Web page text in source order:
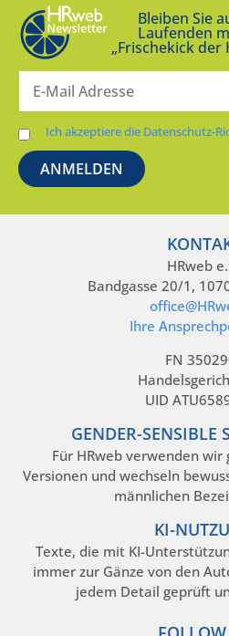
Bleiben Sie
Laufenden
„Frischekick der
Ich akzeptiere die Datenschutz-
HRweb
Bandgasse 20/1,
Ihre
FN
UID
GENDER-SENSIBLE
Für HRweb verwenden
Versionen und wechseln
männlichen
KI-
Texte, die mit KI-
immer zur Gänze von den
jedem Detail geprüft